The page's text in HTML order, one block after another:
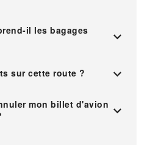
il les bagages
sur cette route ?
mon billet d'avion